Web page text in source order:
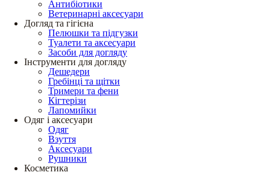
Антибіотики
Ветеринарні аксесуари
Догляд та гігієна
Пелюшки та підгузки
Туалети та аксесуари
Засоби для догляду
Інструменти для догляду
Дешедери
Гребінці та щітки
Тримери та фени
Кігтерізи
Лапомийки
Одяг і аксесуари
Одяг
Взуття
Аксесуари
Рушники
Косметика